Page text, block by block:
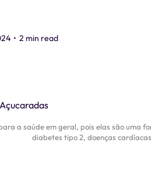
• 2 min read
a saúde em geral, pois elas são
diabetes tipo 2, doenças